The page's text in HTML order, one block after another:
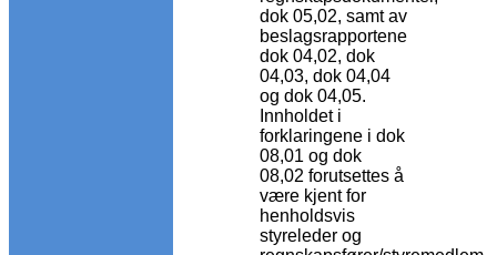
dok 05,02, samt av
beslagsrapportene
dok 04,02, dok
04,03, dok 04,04
og dok 04,05.
Innholdet i
forklaringene i dok
08,01 og dok
08,02 forutsettes å
være kjent for
henholdsvis
styreleder og